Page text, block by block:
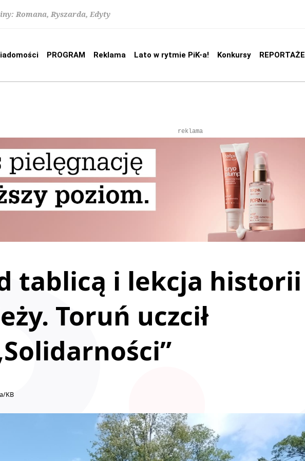
Romana, Ryszarda, Edyty
PROGRAM Reklama Lato w rytmie PiK-a! Konkursy REPORTAŻE
reklama
tablicą i lekcja historii
Toruń uczcił
KB